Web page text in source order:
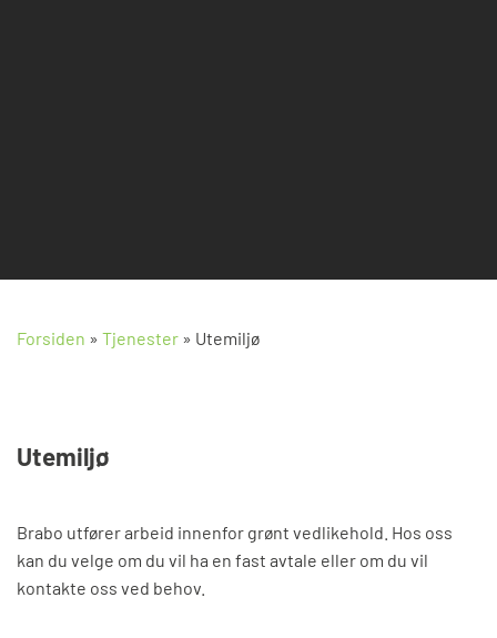
Forsiden » Tjenester » Utemiljø
Utemiljø
Brabo utfører arbeid innenfor grønt vedlikehold. Hos oss
kan du velge om du vil ha en fast avtale eller om du vil
kontakte oss ved behov.